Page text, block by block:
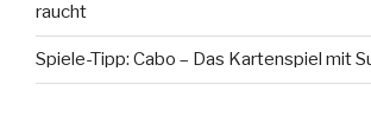
raucht
Spiele-Tipp: Cabo – Das Kartenspiel mit